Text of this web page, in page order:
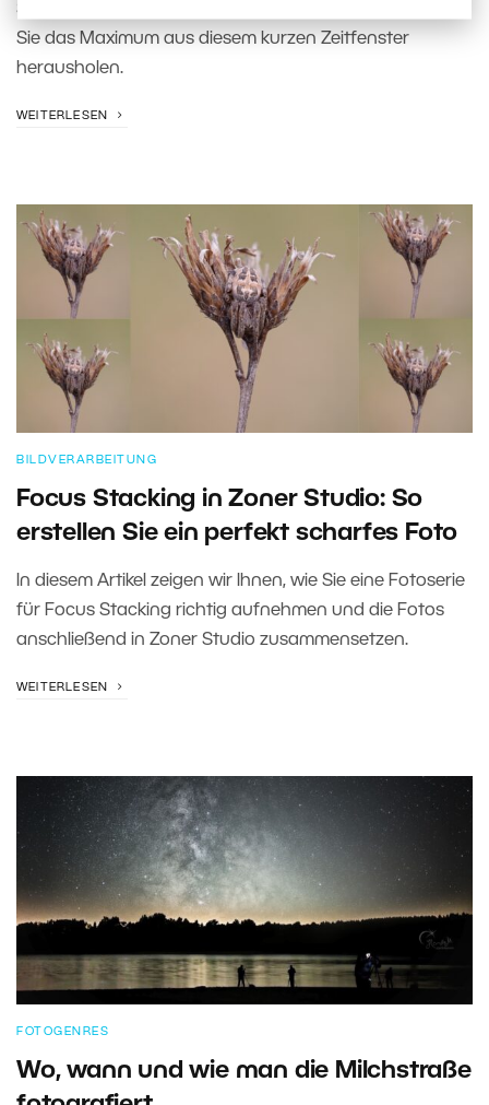
Stadt, Landschaft und Porträts fotografieren und wie
Sie das Maximum aus diesem kurzen Zeitfenster
herausholen.
WEITERLESEN
BILDVERARBEITUNG
Focus Stacking in Zoner Studio: So
erstellen Sie ein perfekt scharfes Foto
In diesem Artikel zeigen wir Ihnen, wie Sie eine Fotoserie
für Focus Stacking richtig aufnehmen und die Fotos
anschließend in Zoner Studio zusammensetzen.
WEITERLESEN
FOTOGENRES
Wo, wann und wie man die Milchstraße